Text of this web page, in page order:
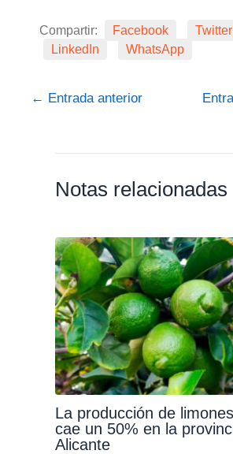
Compartir: Facebook
LinkedIn
WhatsApp
← Entrada anterior
Notas relacionadas
La producción de
cae un 50% en la
Alicante